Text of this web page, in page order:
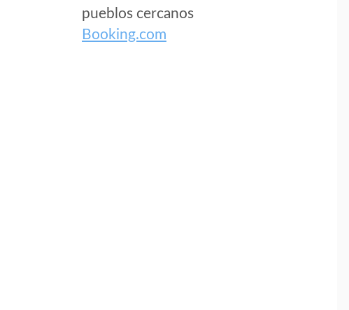
pueblos cercanos
Booking.com